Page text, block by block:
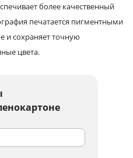
более качественный
печатается пигментными
и сохраняет точную
цвета.